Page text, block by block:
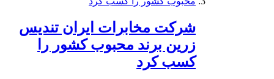
شرکت مخابرات ایران تندیس
زرین برند محبوب کشور را
کسب کرد